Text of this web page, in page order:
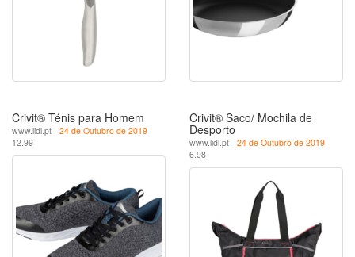
Crivit® Ténis para Homem
www.lidl.pt - 24 de Outubro de 2019 -
12.99
Crivit® Saco/ Mochila de
Desporto
www.lidl.pt - 24 de Outubro de 2019 -
6.98